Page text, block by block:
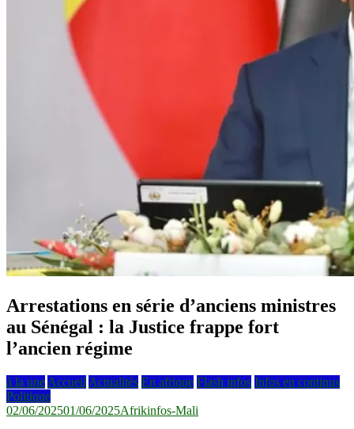
Arrestations en série d’anciens ministres
au Sénégal : la Justice frappe fort
l’ancien régime
à la une Accueil Actualités En afrique Flash infos Infos en continus
Politique
02/06/202501/06/2025Afrikinfos-Mali